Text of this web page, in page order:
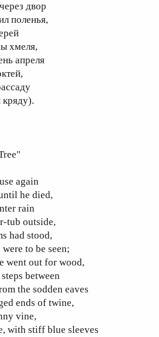
двор
поленья,
хмеля,
апреля
again
he died,
rain
tub outside,
had stood,
to be seen;
went out for wood,
between
the sodden eaves
ends of twine,
vine,
with stiff blue sleeves